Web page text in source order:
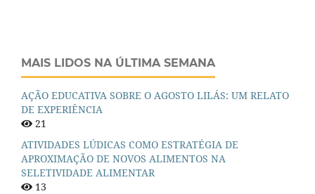
MAIS LIDOS NA ÚLTIMA SEMANA
AÇÃO EDUCATIVA SOBRE O AGOSTO LILÁS: UM RELATO
DE EXPERIÊNCIA
21
ATIVIDADES LÚDICAS COMO ESTRATÉGIA DE
APROXIMAÇÃO DE NOVOS ALIMENTOS NA
SELETIVIDADE ALIMENTAR
13